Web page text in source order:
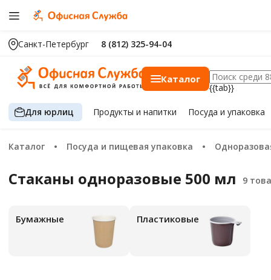
Санкт-Петербург 8 (812) 325-94-04
Каталог
{{tab}}
Для юрлиц Продуктыи напитки Посуда и упаковка
Каталог Посуда и пищевая упаковка
Стаканы одноразовые 500 мл
Бумажные Пластиковые